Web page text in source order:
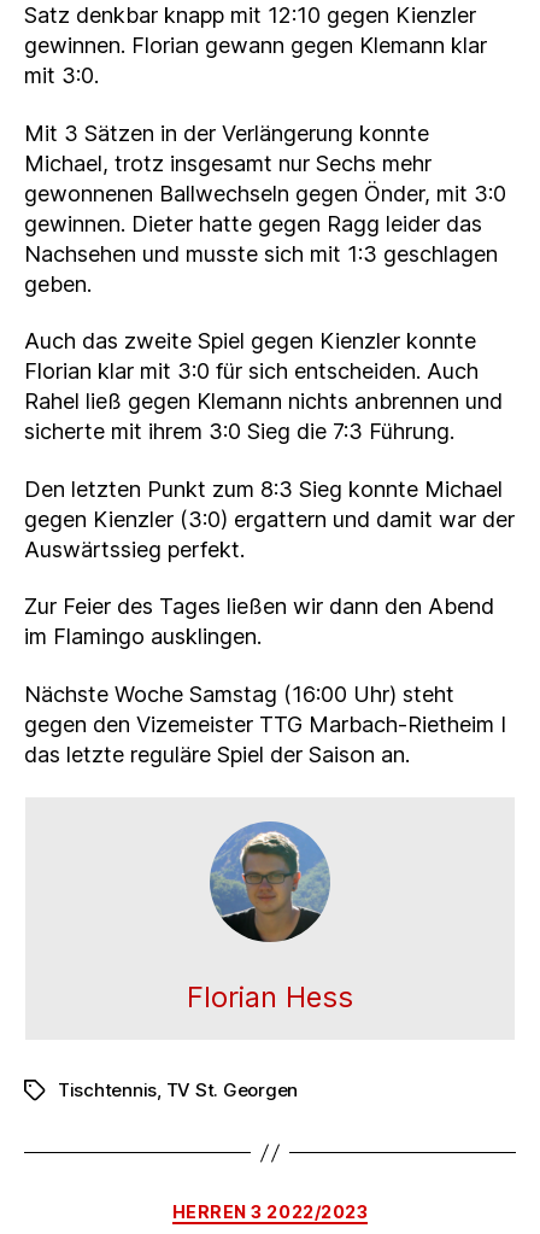
Satz denkbar knapp mit 12:10 gegen Kienzler
gewinnen. Florian gewann gegen Klemann klar
mit 3:0.
Mit 3 Sätzen in der Verlängerung konnte
Michael, trotz insgesamt nur Sechs mehr
gewonnenen Ballwechseln gegen Önder, mit 3:0
gewinnen. Dieter hatte gegen Ragg leider das
Nachsehen und musste sich mit 1:3 geschlagen
geben.
Auch das zweite Spiel gegen Kienzler konnte
Florian klar mit 3:0 für sich entscheiden. Auch
Rahel ließ gegen Klemann nichts anbrennen und
sicherte mit ihrem 3:0 Sieg die 7:3 Führung.
Den letzten Punkt zum 8:3 Sieg konnte Michael
gegen Kienzler (3:0) ergattern und damit war der
Auswärtssieg perfekt.
Zur Feier des Tages ließen wir dann den Abend
im Flamingo ausklingen.
Nächste Woche Samstag (16:00 Uhr) steht
gegen den Vizemeister TTG Marbach-Rietheim I
das letzte reguläre Spiel der Saison an.
Florian Hess
Schlagwörter
Tischtennis, TV St. Georgen
Kategorien
HERREN 3 2022/2023